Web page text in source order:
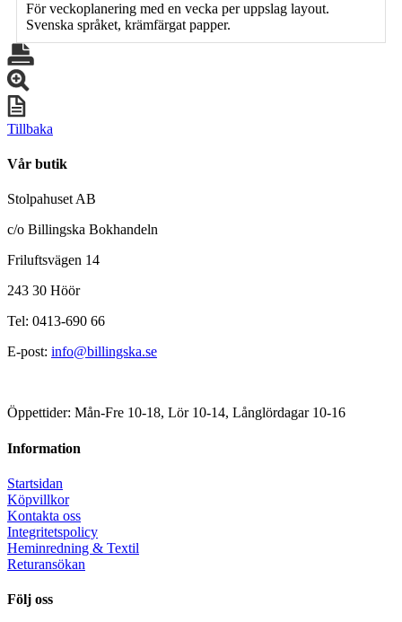
För veckoplanering med en vecka per uppslag layout.
Svenska språket, krämfärgat papper.
Tillbaka
Vår butik
Stolpahuset AB
c/o Billingska Bokhandeln
Friluftsvägen 14
243 30 Höör
Tel: 0413-690 66
E-post: info@billingska.se
Öppettider: Mån-Fre 10-18, Lör 10-14, Långlördagar 10-16
Information
Startsidan
Köpvillkor
Kontakta oss
Integritetspolicy
Heminredning & Textil
Returansökan
Följ oss